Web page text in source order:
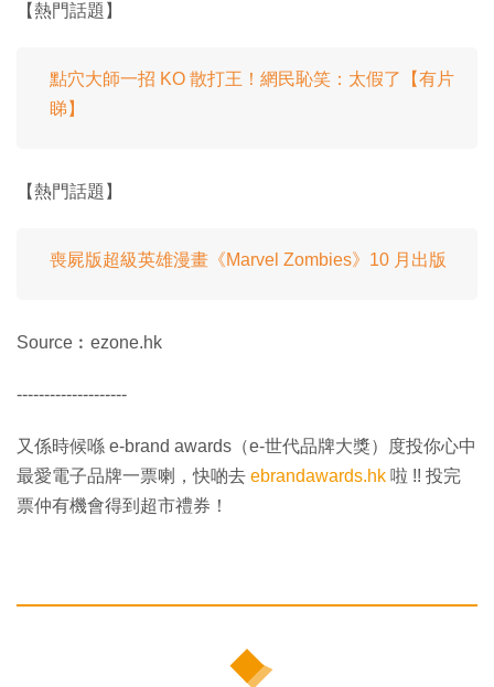
【熱門話題】
點穴大師一招 KO 散打王！網民恥笑：太假了【有片
睇】
【熱門話題】
喪屍版超級英雄漫畫《Marvel Zombies》10 月出版
Source︰ezone.hk
--------------------
又係時候喺 e-brand awards（e-世代品牌大獎）度投你心中
最愛電子品牌一票喇，快啲去 ebrandawards.hk 啦 !! 投完
票仲有機會得到超市禮券！